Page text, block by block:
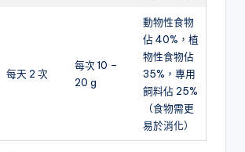
每天 2 次
每次 10 –
20 g
動物性食物
佔 40%，植
物性食物佔
35%，專用
飼料佔 25%
（食物需更
易於消化）